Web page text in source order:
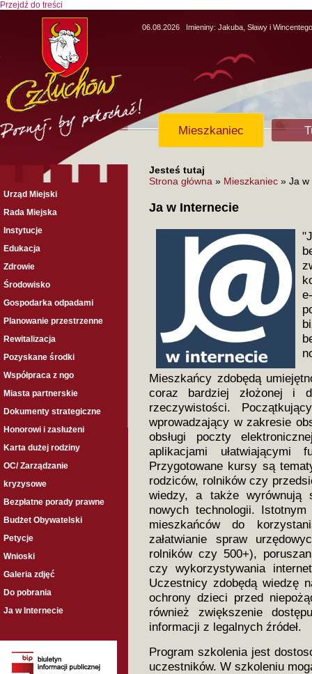
Przejdź do treści
06.08.2026 Imieniny: Jakuba, Sławy i Wincentego
Mieszkaniec
Urząd Miejski
Rada Miejska
Instytucje
Edukacja
Zdrowie
Środowisko
Gospodarka odpadami
Planowanie przestrzenne
Rewitalizacja
Pozyskane środki
Współpraca z ngo
Miasta partnerskie
Dokumenty strategiczne
Honorowi i zasłużeni
Karta dużej rodziny
OC/ Zarządzanie
kryzysowe
Bezpłatne porady prawne
Budżet Obywatelski
Petycje
Wnioski
Galeria zdjęć
Do pobrania
Ja w Internecie
Jesteś tutaj
Strona główna » Mieszkaniec » Ja w
Ja w Internecie
Mieszkańcy zdobędą
coraz bardziej złożonej i
rzeczywistości.
wprowadzający w zakresie
obsługi poczty
aplikacjami ułatwiającymi
Przygotowane kursy są
rodziców, rolników czy
wiedzy, a także wyrównują
nowych technologii.
mieszkańców do
załatwianie spraw
rolników czy 500+),
czy wykorzystywania
Uczestnicy zdobędą wiedzę
ochrony dzieci przed
również zwiększenie
informacji z legalnych źródeł.
Program szkolenia jest
uczestników. W szkoleniu